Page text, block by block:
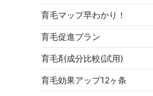
育毛マップ早わかり！
育毛促進プラン
育毛剤成分比較(試用)
育毛効果アップ12ヶ条